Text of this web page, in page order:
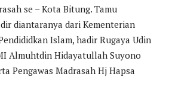
se – Kota Bitung. Tamu
diantaranya dari Kementerian
Islam, hadir Rugaya Udin
Almuhtdin Hidayatullah Suyono
Pengawas Madrasah Hj Hapsa